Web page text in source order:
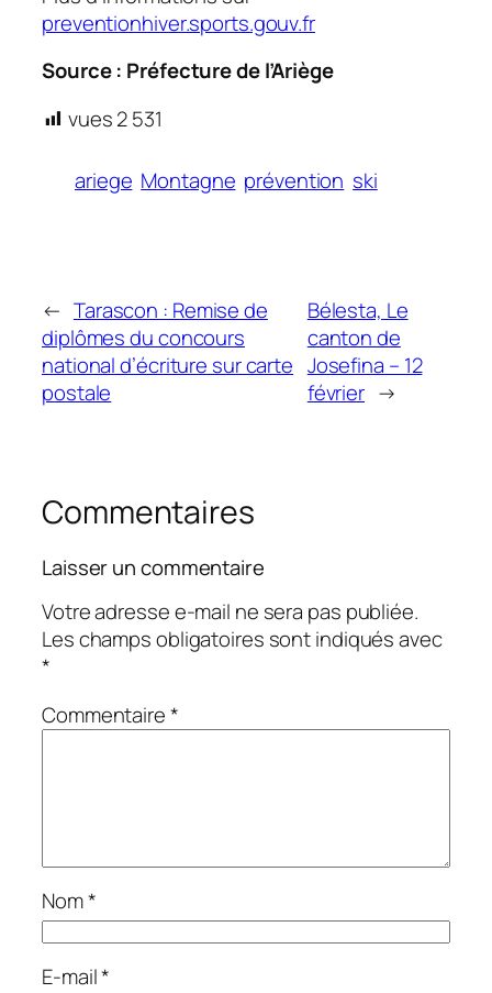
preventionhiver.sports.gouv.fr
Source : Préfecture de l’Ariège
vues2 531
ariege Montagne prévention ski
← Tarascon : Remise de
diplômes du concours
national d’écriture sur carte
postale
Bélesta, Le
canton de
Josefina – 12
février →
Commentaires
Laisser un commentaire
Votre adresse e-mail ne sera pas publiée.
Les champs obligatoires sont indiqués avec
*
Commentaire*
Nom*
E-mail*